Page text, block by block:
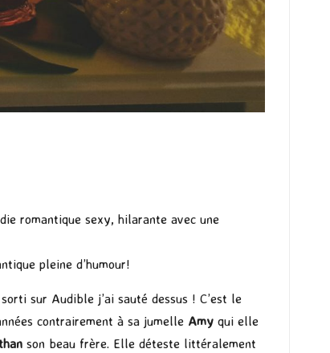
romantique sexy, hilarante avec une
pleine d’humour!
sur Audible j’ai sauté dessus ! C’est le
contrairement à sa jumelle Amy qui elle
son beau frère. Elle déteste littéralement